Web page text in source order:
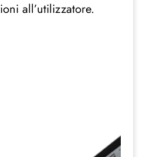
all’utilizzatore.